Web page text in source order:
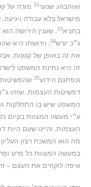
ואוהבהו, שנער32 מורה על
מישראל בלא עבודה ויגיעה,
בתניא33, שענין הירושה
ג״כ יורש34, וירושתו היא
את זה באופן של קטנות,
זה היא נתינת המשפט
וכפתגם הידוע35
דפשיטות העצמות. שזהו
המשפט שיש בו התחלקות
ע״י מעשה המצוות בקיום
העצמות, והיינו שעם היות
מה הוא המשכת רצון
במעשה המצוות כל פרט
איפה לוקחים את העצם –